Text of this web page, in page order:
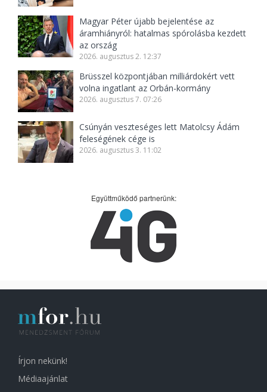
Magyar Péter újabb bejelentése az
áramhiányról: hatalmas spórolásba kezdett
az ország
2026. augusztus 2. 12:37
Brüsszel központjában milliárdokért vett
volna ingatlant az Orbán-kormány
2026. augusztus 7. 07:26
Csúnyán veszteséges lett Matolcsy Ádám
feleségének cége is
2026. augusztus 3. 11:02
Együttműködő partnerünk:
Írjon nekünk!
Médiaajánlat